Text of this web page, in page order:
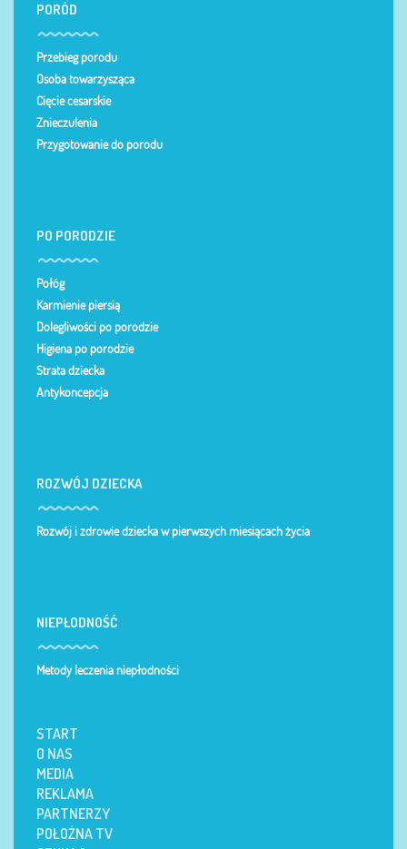
PORÓD
Przebieg porodu
Osoba towarzysząca
Cięcie cesarskie
Znieczulenia
Przygotowanie do porodu
PO PORODZIE
Połóg
Karmienie piersią
Dolegliwości po porodzie
Higiena po porodzie
Strata dziecka
Antykoncepcja
ROZWÓJ DZIECKA
Rozwój i zdrowie dziecka w pierwszych miesiącach życia
NIEPŁODNOŚĆ
Metody leczenia niepłodności
START
O NAS
MEDIA
REKLAMA
PARTNERZY
POŁOŻNA TV